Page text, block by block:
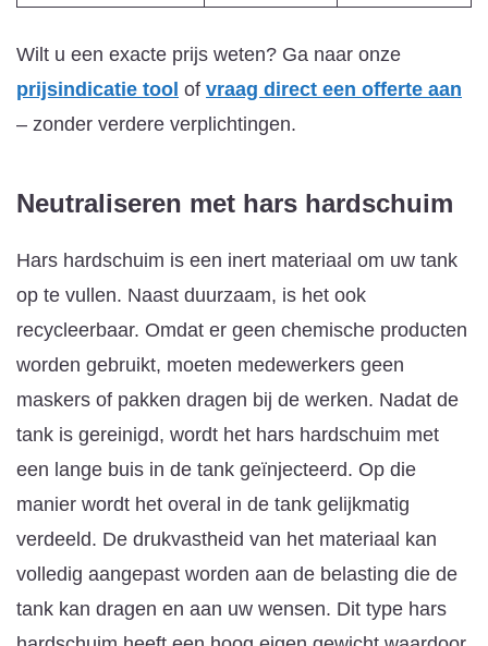
Wilt u een exacte prijs weten? Ga naar onze
prijsindicatie tool of vraag direct een offerte aan
– zonder verdere verplichtingen.
Neutraliseren met hars hardschuim
Hars hardschuim is een inert materiaal om uw tank
op te vullen. Naast duurzaam, is het ook
recycleerbaar. Omdat er geen chemische producten
worden gebruikt, moeten medewerkers geen
maskers of pakken dragen bij de werken. Nadat de
tank is gereinigd, wordt het hars hardschuim met
een lange buis in de tank geïnjecteerd. Op die
manier wordt het overal in de tank gelijkmatig
verdeeld. De drukvastheid van het materiaal kan
volledig aangepast worden aan de belasting die de
tank kan dragen en aan uw wensen. Dit type hars